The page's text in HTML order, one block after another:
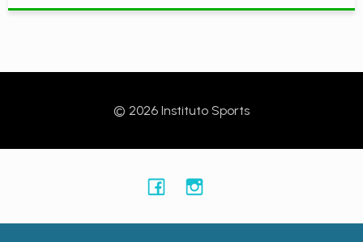
© 2026 Instituto Sports